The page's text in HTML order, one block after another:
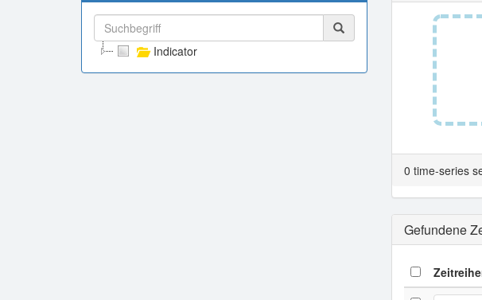
Indicator
0 time-series
Gefundene